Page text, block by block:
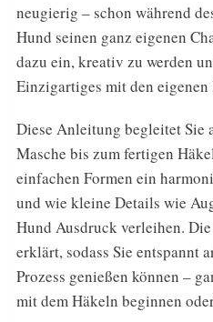
neugierig – schon während
Hund seinen ganz eigenen
dazu ein, kreativ zu werden
Einzigartiges mit den eigenen
Diese Anleitung begleitet Sie
Masche bis zum fertigen
einfachen Formen ein
und wie kleine Details wie
Hund Ausdruck verleihen.
erklärt, sodass Sie entspannt
Prozess genießen können –
mit dem Häkeln beginnen